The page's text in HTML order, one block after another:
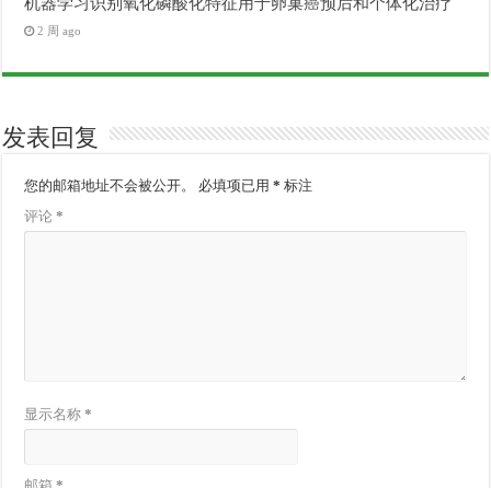
2 周 ago
发表回复
您的邮箱地址不会被公开。 必填项已用* 标注
评论*
显示名称*